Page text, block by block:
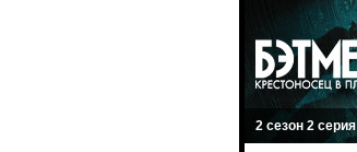
2 сезон 2 серия